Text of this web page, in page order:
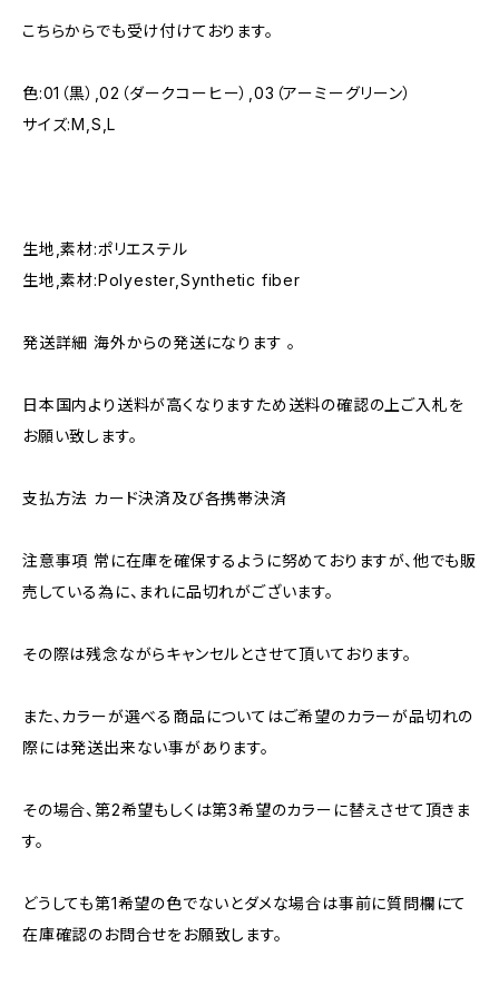
こちらからでも受け付けております。
色:01（黒）,02（ダークコーヒー）,03（アーミーグリーン）
サイズ:M,S,L
生地,素材:ポリエステル
生地,素材:Polyester,Synthetic fiber
発送詳細 海外からの発送になります 。
日本国内より送料が高くなりますため送料の確認の上ご入札を
お願い致します。
支払方法 カード決済及び各携帯決済
注意事項 常に在庫を確保するように努めておりますが、他でも販
売している為に、まれに品切れがございます。
その際は残念ながらキャンセルとさせて頂いております。
また、カラーが選べる商品についてはご希望のカラーが品切れの
際には発送出来ない事があります。
その場合、第2希望もしくは第3希望のカラーに替えさせて頂きま
す。
どうしても第1希望の色でないとダメな場合は事前に質問欄にて
在庫確認のお問合せをお願致します。